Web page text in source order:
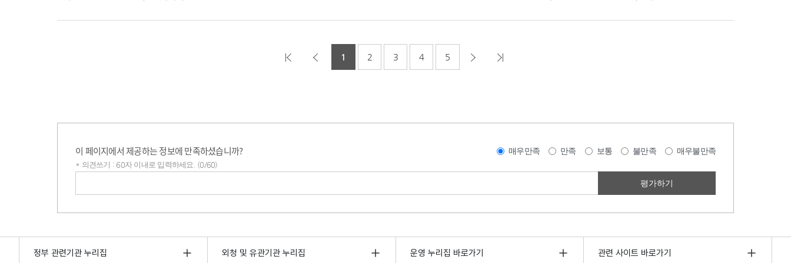
1 2 3 4 5
이 페이지에서 제공하는 정보에 만족하셨습니까? 매우만족 만족 보통 불만족 매우불만족
* 의견쓰기 : 60자 이내로 입력하세요. (0/60)
정부 관련기관 누리집 외청 및 유관기관 누리집 운영 누리집 바로가기 관련 사이트 바로가기